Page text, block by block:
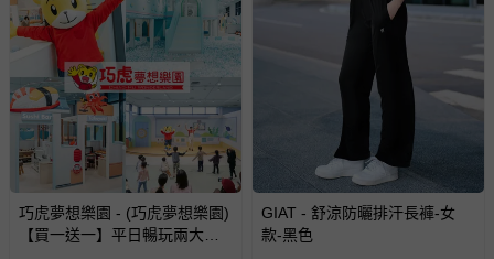
巧虎夢想樂園 - (巧虎夢想樂園)
【買一送一】平日暢玩兩大一
GIAT - 舒涼防曬排汗長褲-女
款-黑色